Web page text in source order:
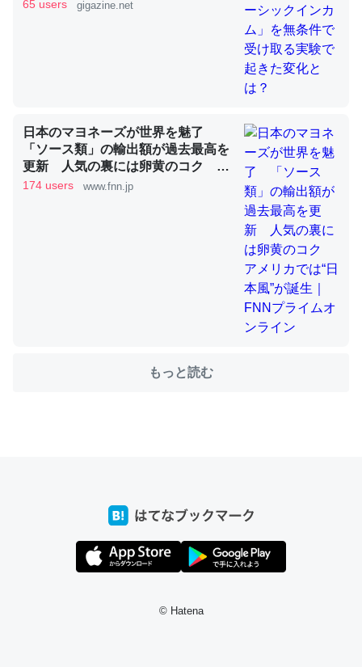
類は苦労してるんだな…。腹足類だと殻を無くしてナメク
─ニュース :: 【研究発表】昆虫学の大問題＝「昆虫はなぜ海にいな
ウチもEchoを実家に置いて４年。でたまに覗いてる。ぼ
ちぼちRingも置こうかと画策中。あと、Googleマップで
位置情報を共有してる。電池残量や充電中かが分かるので
─たまにLINEするくらいだった遠方の父67歳と僕。ITツール導入で
コミュニケーションが劇的に変化した｜tayorini by LIFULL介護
ちょうど同じ理由でEcho Show 8を設定中でした。Prime
私も3年前ぐらいに祖母の家に設置した。ポケットWifiみ
回線代ほとんどかからないですよ。参考：
65 users gigazine.net
日本のマヨネーズが世界を魅了
「ソース類」の輸出額が過去最高を
更新 人気の裏には卵黄のコク ア
メリカでは“日本風”が誕生｜FNNプ
174 users www.fnn.jp
もっと読む
© Hatena